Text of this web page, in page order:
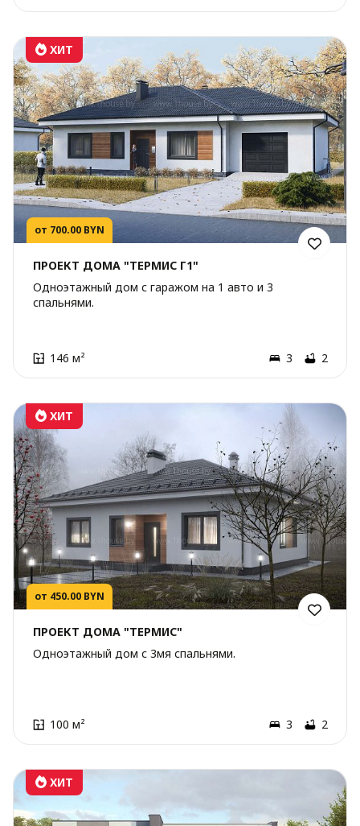
от 700.00 BYN
ХИТ
ПРОЕКТ ДОМА "ТЕРМИС Г1"
Одноэтажный дом с гаражом на 1 авто и 3
спальнями.
146 м² 3 2
от 450.00 BYN
ХИТ
ПРОЕКТ ДОМА "ТЕРМИС"
Одноэтажный дом с 3мя спальнями.
100 м² 3 2
ХИТ